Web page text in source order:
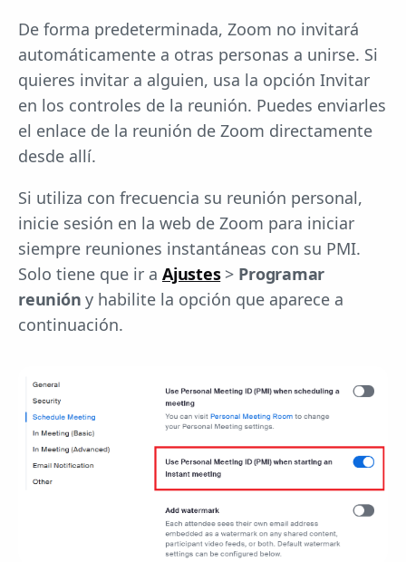
De forma predeterminada, Zoom no invitará
automáticamente a otras personas a unirse. Si
quieres invitar a alguien, usa la opción Invitar
en los controles de la reunión. Puedes enviarles
el enlace de la reunión de Zoom directamente
desde allí.
Si utiliza con frecuencia su reunión personal,
inicie sesión en la web de Zoom para iniciar
siempre reuniones instantáneas con su PMI.
Solo tiene que ir a Ajustes> Programar
reunión y habilite la opción que aparece a
continuación.